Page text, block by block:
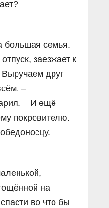
большая семья.
заезжает к
друг
–
– И ещё
покровителю,
на
во что бы